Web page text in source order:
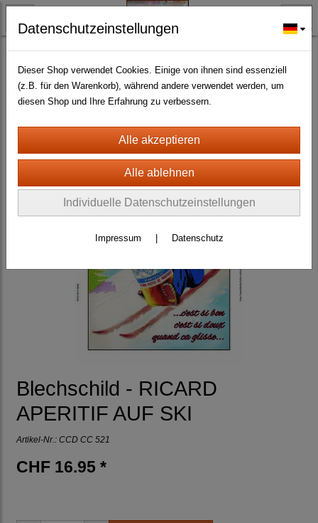
BLECH- + HOLZSCHILDER-MAGNETE
BLECHSCHILDER CA. 20 X 30 CM
Getränke(269)
Blechschild - RICARD
APERITIF AUF SKI
Artikel-Nr.: CCD CC 521
CHF 16.95 *
Datenschutzeinstellungen
Dieser Shop verwendet Cookies. Einige von ihnen sind essenziell
(z.B. für den Warenkorb), während andere verwendet werden, um
diesen Shop und Ihre Erfahrung zu verbessern.
Individuelle Datenschutzeinstellungen
Impressum Datenschutz